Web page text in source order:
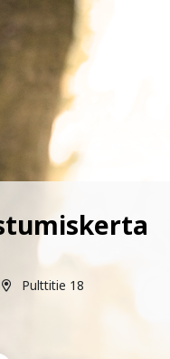
Pulttitie 18